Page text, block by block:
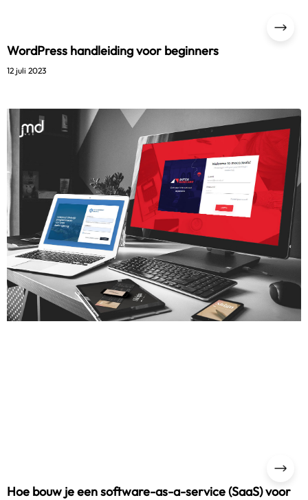
WordPress handleiding voor beginners
12 juli 2023
Hoe bouw je een software-as-a-service (SaaS) voor